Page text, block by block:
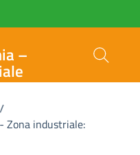
–
/
Zona industriale: